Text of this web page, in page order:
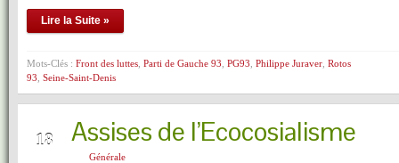
Lire la Suite »
Mots-Clés : Front des luttes Parti de Gauche 93 PG93 Philippe Juraver Rotos
93 Seine-Saint-Denis
18 Assises de l’Ecocosialisme
Générale